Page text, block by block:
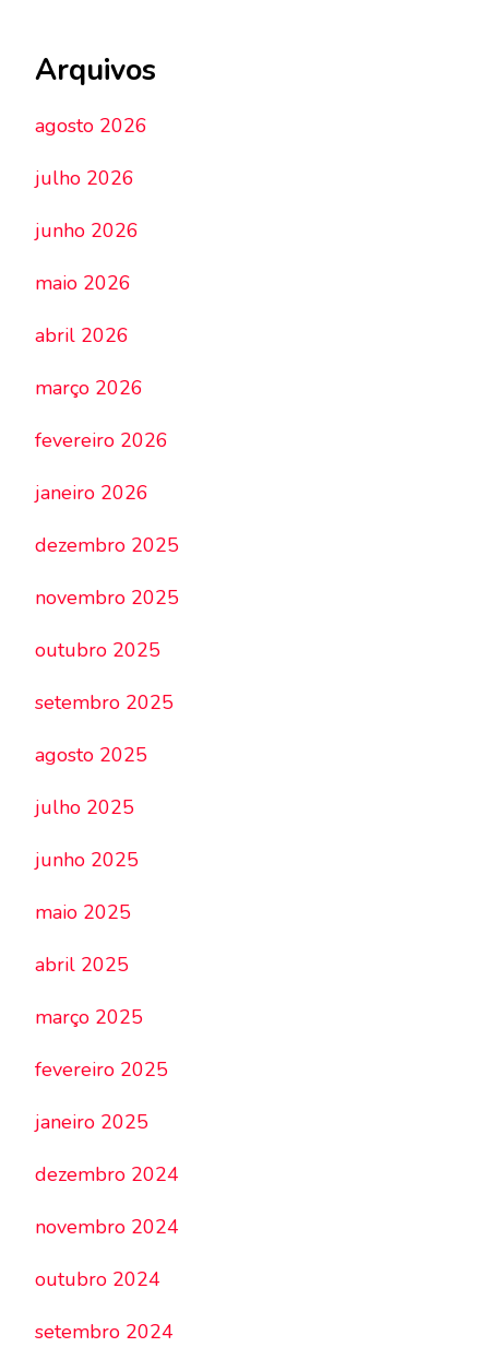
Arquivos
agosto 2026
julho 2026
junho 2026
maio 2026
abril 2026
março 2026
fevereiro 2026
janeiro 2026
dezembro 2025
novembro 2025
outubro 2025
setembro 2025
agosto 2025
julho 2025
junho 2025
maio 2025
abril 2025
março 2025
fevereiro 2025
janeiro 2025
dezembro 2024
novembro 2024
outubro 2024
setembro 2024